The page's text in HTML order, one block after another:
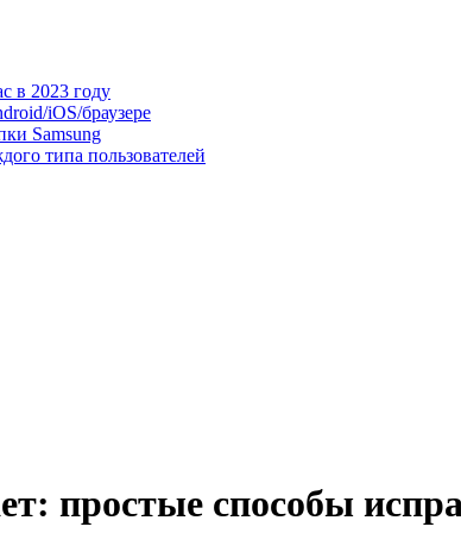
в 2023 году
iOS/браузере
Samsung
типа пользователей
простые способы